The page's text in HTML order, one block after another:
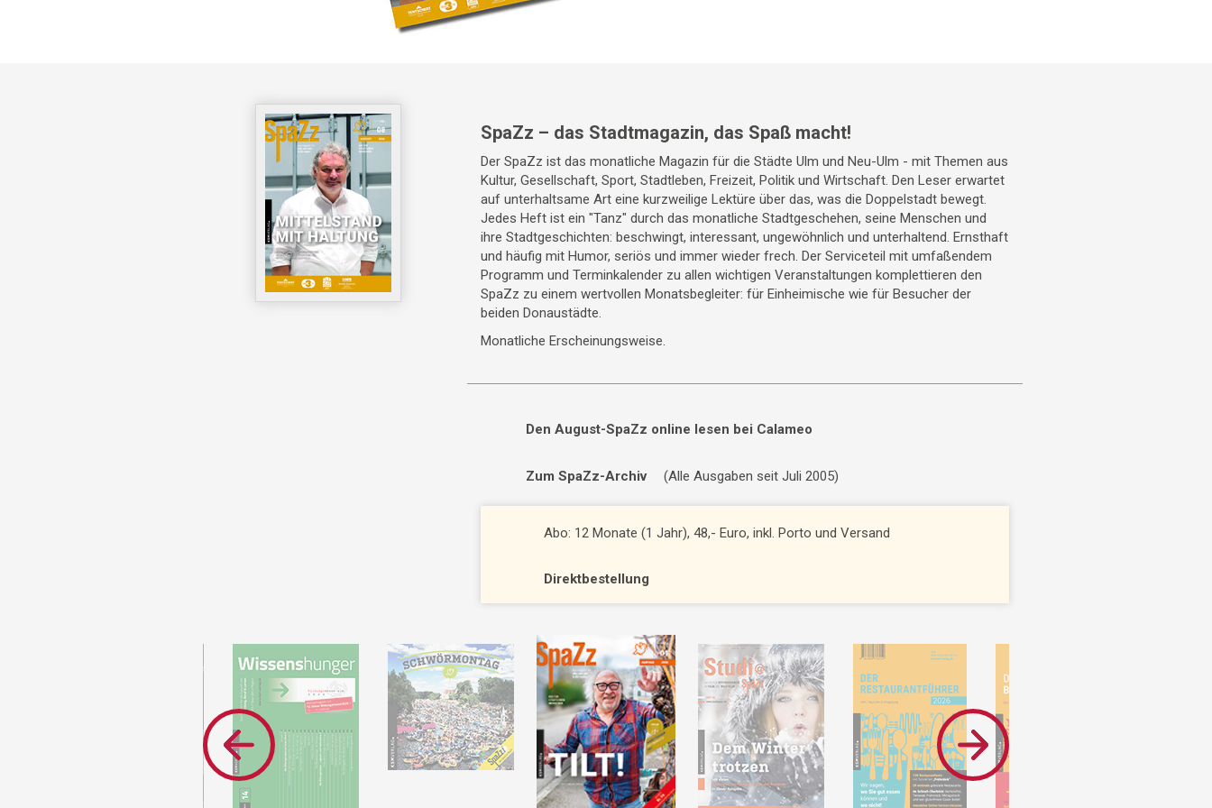
SpaZz – das Stadtmagazin, das Spaß macht!
Der SpaZz ist das monatliche Magazin für die Städte Ulm und Neu-Ulm - mit Themen aus
Kultur, Gesellschaft, Sport, Stadtleben, Freizeit, Politik und Wirtschaft. Den Leser erwartet
auf unterhaltsame Art eine kurzweilige Lektüre über das, was die Doppelstadt bewegt.
Jedes Heft ist ein "Tanz" durch das monatliche Stadtgeschehen, seine Menschen und
ihre Stadtgeschichten: beschwingt, interessant, ungewöhnlich und unterhaltend. Ernsthaft
und häufig mit Humor, seriös und immer wieder frech. Der Serviceteil mit umfaßendem
Programm und Terminkalender zu allen wichtigen Veranstaltungen komplettieren den
SpaZz zu einem wertvollen Monatsbegleiter: für Einheimische wie für Besucher der
beiden Donaustädte.
Monatliche Erscheinungsweise.
Den August-SpaZz online lesen bei Calameo
Zum SpaZz-Archiv (Alle Ausgaben seit Juli 2005)
Abo: 12 Monate (1 Jahr), 48,- Euro, inkl. Porto und Versand
Direktbestellung